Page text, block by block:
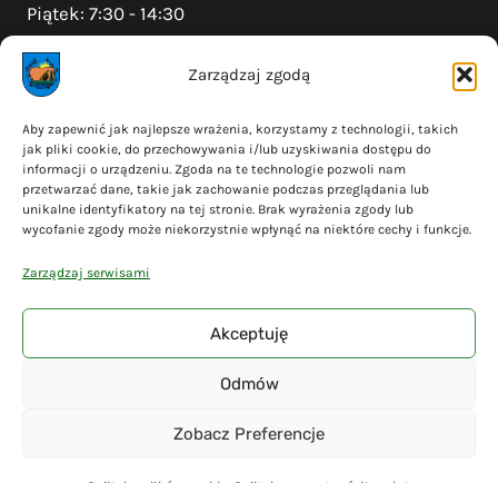
Zarządzaj zgodą
Aby zapewnić jak najlepsze wrażenia, korzystamy z technologii, takich
jak pliki cookie, do przechowywania i/lub uzyskiwania dostępu do
informacji o urządzeniu. Zgoda na te technologie pozwoli nam
przetwarzać dane, takie jak zachowanie podczas przeglądania lub
unikalne identyfikatory na tej stronie. Brak wyrażenia zgody lub
wycofanie zgody może niekorzystnie wpłynąć na niektóre cechy i funkcje.
Zarządzaj serwisami
Akceptuję
Odmów
Zobacz Preferencje
Piątek: 7:30 - 14:30
Na skróty
Polityka prywatności
Polityka plików cookies (EU)
Deklaracja dostępności
Mapa serwisu